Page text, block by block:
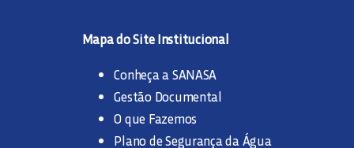
Mapa do Site Institucional
Conheça a SANASA
Gestão Documental
O que Fazemos
Plano de Segurança da Água